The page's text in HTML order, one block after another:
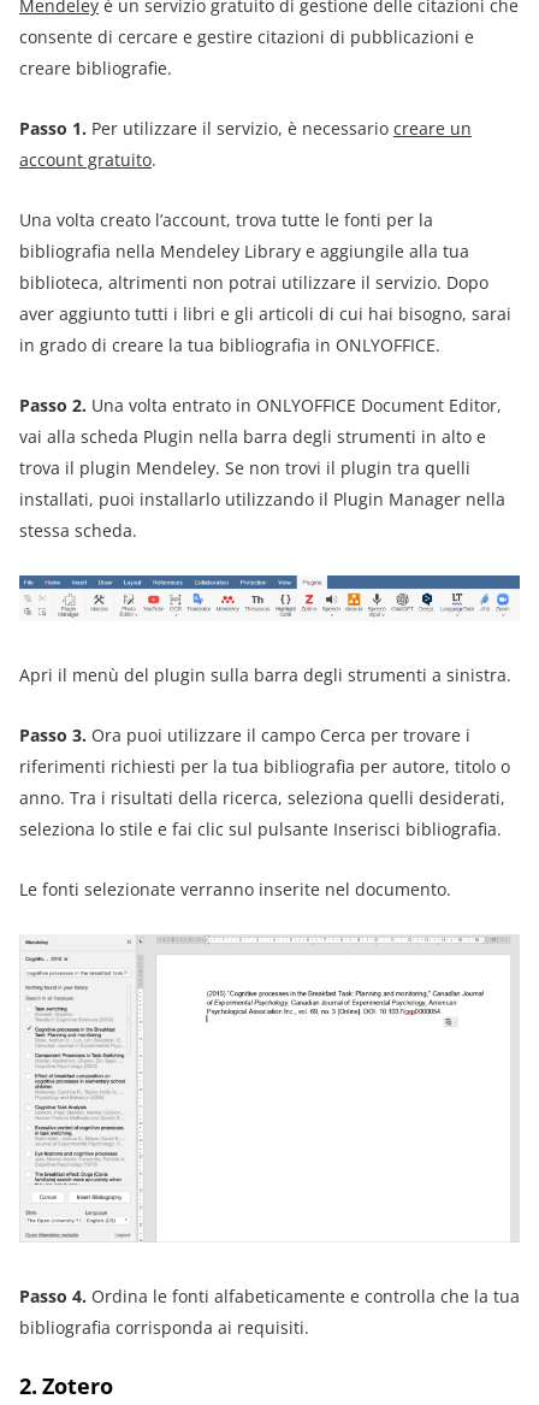
Mendeley è un servizio gratuito di gestione delle citazioni che
consente di cercare e gestire citazioni di pubblicazioni e
creare bibliografie.
Passo 1. Per utilizzare il servizio, è necessario creare un
account gratuito.
Una volta creato l’account, trova tutte le fonti per la
bibliografia nella Mendeley Library e aggiungile alla tua
biblioteca, altrimenti non potrai utilizzare il servizio. Dopo
aver aggiunto tutti i libri e gli articoli di cui hai bisogno, sarai
in grado di creare la tua bibliografia in ONLYOFFICE.
Passo 2. Una volta entrato in ONLYOFFICE Document Editor,
vai alla scheda Plugin nella barra degli strumenti in alto e
trova il plugin Mendeley. Se non trovi il plugin tra quelli
installati, puoi installarlo utilizzando il Plugin Manager nella
stessa scheda.
Apri il menù del plugin sulla barra degli strumenti a sinistra.
Passo 3. Ora puoi utilizzare il campo Cerca per trovare i
riferimenti richiesti per la tua bibliografia per autore, titolo o
anno. Tra i risultati della ricerca, seleziona quelli desiderati,
seleziona lo stile e fai clic sul pulsante Inserisci bibliografia.
Le fonti selezionate verranno inserite nel documento.
Passo 4. Ordina le fonti alfabeticamente e controlla che la tua
bibliografia corrisponda ai requisiti.
2. Zotero